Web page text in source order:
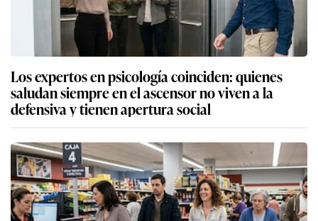
Los expertos en psicología coinciden: quienes
saludan siempre en el ascensor no viven a la
defensiva y tienen apertura social